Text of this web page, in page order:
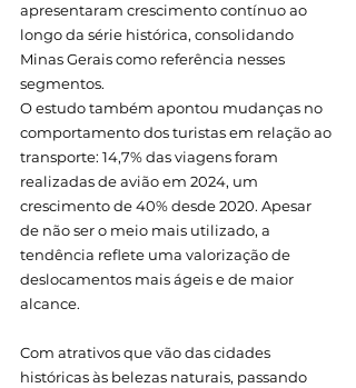
apresentaram crescimento contínuo ao
longo da série histórica, consolidando
Minas Gerais como referência nesses
segmentos.
O estudo também apontou mudanças no
comportamento dos turistas em relação ao
transporte: 14,7% das viagens foram
realizadas de avião em 2024, um
crescimento de 40% desde 2020. Apesar
de não ser o meio mais utilizado, a
tendência reflete uma valorização de
deslocamentos mais ágeis e de maior
alcance.
Com atrativos que vão das cidades
históricas às belezas naturais, passando